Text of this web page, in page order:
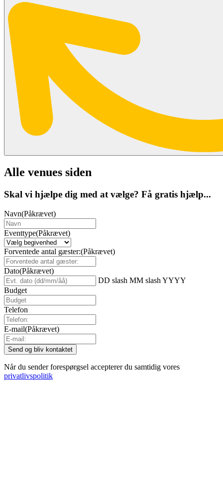
Alle venues siden
Skal vi hjælpe dig med at vælge? Få gratis hjælp...
Navn(Påkrævet)
Eventtype(Påkrævet)
Forventede antal gæster:(Påkrævet)
Dato(Påkrævet)
DD slash MM slash YYYY
Budget
Telefon
E-mail(Påkrævet)
Når du sender forespørgsel accepterer du samtidig vores
privatlivspolitik